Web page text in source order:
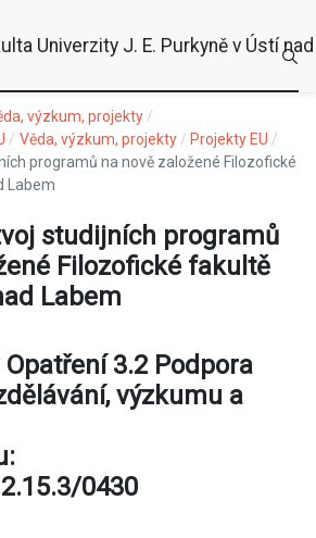
výzkum, projekty
Věda, výzkum, projekty
Projekty EU
programů na nově založené Filozofické
Labem
studijních programů
Filozofické fakultě
Labem
Opatření 3.2 Podpora
výzkumu a
0430